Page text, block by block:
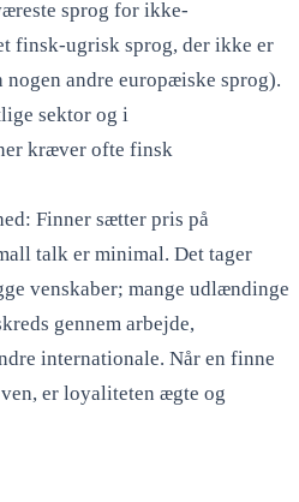
sprog for ikke-
finsk-ugrisk sprog, der ikke er
andre europæiske sprog).
sektor og i
kræver ofte finsk
Finner sætter pris på
talk er minimal. Det tager
venskaber; mange udlændinge
gennem arbejde,
internationale. Når en finne
er loyaliteten ægte og